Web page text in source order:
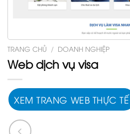
TRANG CHỦ / DOANH NGHIỆP
Web dịch vụ visa
XEM TRANG WEB THỰC TẾ